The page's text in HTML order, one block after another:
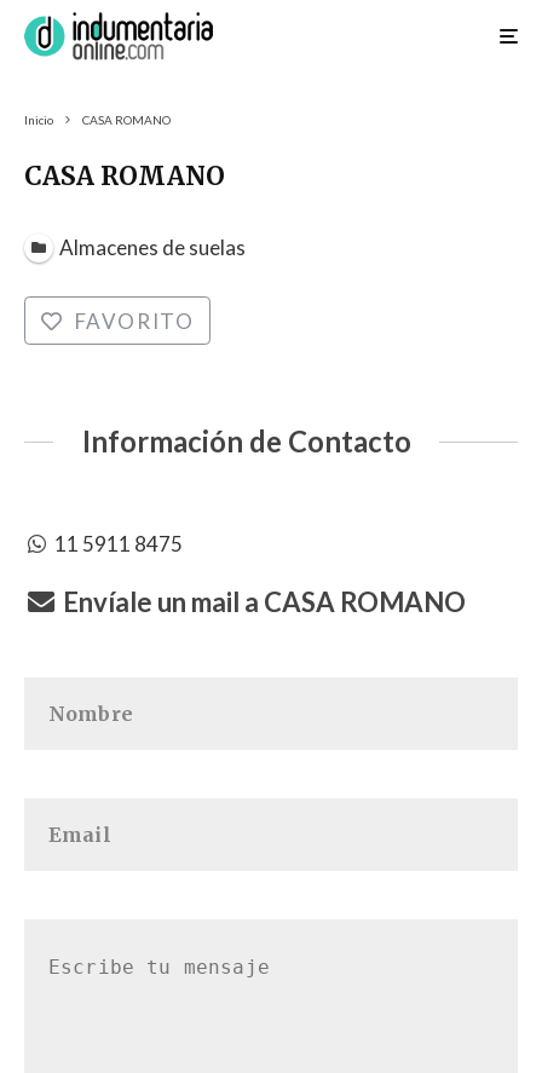
Inicio CASA ROMANO
CASA ROMANO
Almacenes de suelas
FAVORITO
Información de Contacto
11 5911 8475
Envíale un mail a CASA ROMANO